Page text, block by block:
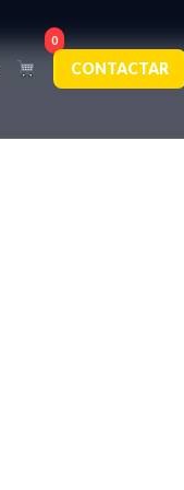
0
CONTACTAR